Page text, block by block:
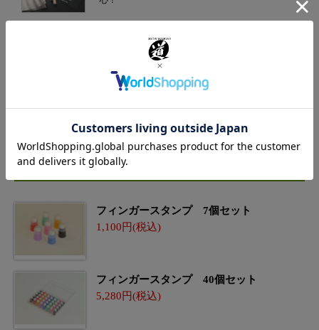
新着商品
フィンガースタンプ 7個セット
1,100
フィンガースタンプ 40個セット
5,280